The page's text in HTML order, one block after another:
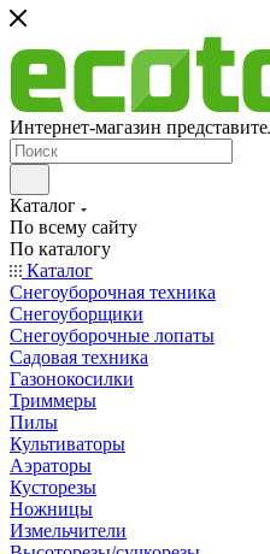
Интернет-магазин
Каталог
По всему сайту
По каталогу
Каталог
Снегоуборочная техника
Снегоуборщики
Снегоуборочные лопаты
Садовая техника
Газонокосилки
Триммеры
Пилы
Культиваторы
Аэраторы
Кусторезы
Ножницы
Измельчители